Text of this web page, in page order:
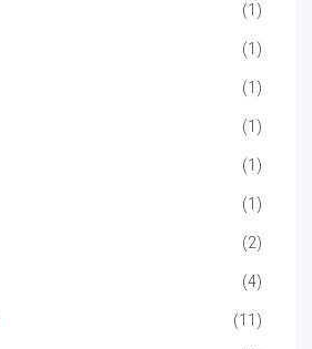
(1)
(1)
(1)
(1)
(1)
(1)
(2)
(4)
(11)